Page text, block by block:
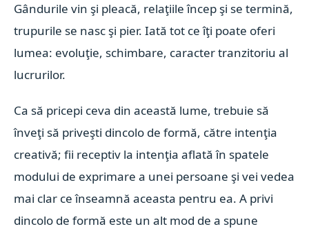
Gândurile vin şi pleacă, relaţiile încep şi se termină,
trupurile se nasc şi pier. Iată tot ce îţi poate oferi
lumea: evoluţie, schimbare, caracter tranzitoriu al
lucrurilor.
Ca să pricepi ceva din această lume, trebuie să
înveţi să priveşti dincolo de formă, către intenţia
creativă; fii receptiv la intenţia aflată în spatele
modului de exprimare a unei persoane şi vei vedea
mai clar ce înseamnă aceasta pentru ea. A privi
dincolo de formă este un alt mod de a spune